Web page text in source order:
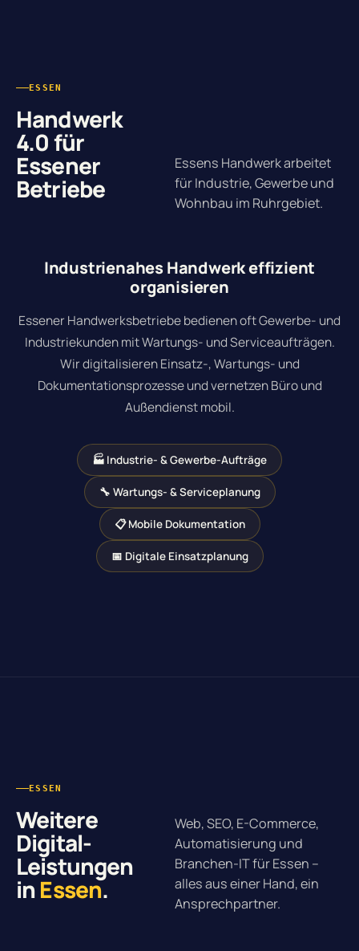
ESSEN
Handwerk
4.0 für
Essener
Betriebe
Essens Handwerk arbeitet
für Industrie, Gewerbe und
Wohnbau im Ruhrgebiet.
Industrienahes Handwerk effizient
organisieren
Essener Handwerksbetriebe bedienen oft Gewerbe- und
Industriekunden mit Wartungs- und Serviceaufträgen.
Wir digitalisieren Einsatz-, Wartungs- und
Dokumentationsprozesse und vernetzen Büro und
Außendienst mobil.
🏭 Industrie- & Gewerbe-Aufträge
🔧 Wartungs- & Serviceplanung
📋 Mobile Dokumentation
📅 Digitale Einsatzplanung
ESSEN
Weitere
Digital-
Leistungen
inEssen.
Web, SEO, E-Commerce,
Automatisierung und
Branchen-IT für Essen –
alles aus einer Hand, ein
Ansprechpartner.